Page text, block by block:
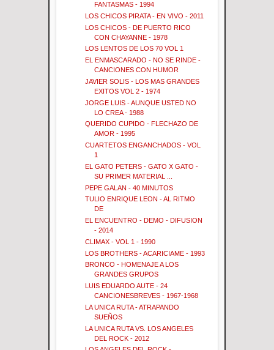
FANTASMAS - 1994
LOS CHICOS PIRATA - EN VIVO - 2011
LOS CHICOS - DE PUERTO RICO
CON CHAYANNE - 1978
LOS LENTOS DE LOS 70 VOL 1
EL ENMASCARADO - NO SE RINDE -
CANCIONES CON HUMOR
JAVIER SOLIS - LOS MAS GRANDES
EXITOS VOL 2 - 1974
JORGE LUIS - AUNQUE USTED NO
LO CREA - 1988
QUERIDO CUPIDO - FLECHAZO DE
AMOR - 1995
CUARTETOS ENGANCHADOS - VOL
1
EL GATO PETERS - GATO X GATO -
SU PRIMER MATERIAL ...
PEPE GALAN - 40 MINUTOS
TULIO ENRIQUE LEON - AL RITMO
DE
EL ENCUENTRO - DEMO - DIFUSION
- 2014
CLIMAX - VOL 1 - 1990
LOS BROTHERS - ACARICIAME - 1993
BRONCO - HOMENAJE A LOS
GRANDES GRUPOS
LUIS EDUARDO AUTE - 24
CANCIONESBREVES - 1967-1968
LA UNICA RUTA - ATRAPANDO
SUEÑOS
LA UNICA RUTA VS. LOS ANGELES
DEL ROCK - 2012